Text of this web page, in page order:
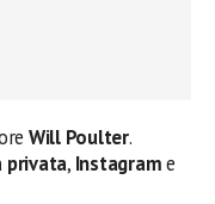
Will Poulter.
privata, Instagrame